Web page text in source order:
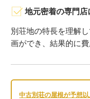
地元密着の専門店
別荘地の特長を理解
画ができ、結果的に
中古別荘の屋根が予想